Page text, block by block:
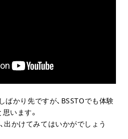
ばかり先ですが、BSSTOでも体験
います。
出かけてみてはいかがでしょう